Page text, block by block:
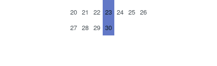
20 21 22 23 24 25 26
27 28 29 30